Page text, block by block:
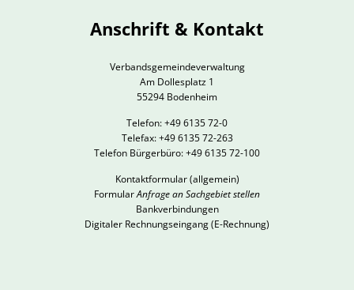
Anschrift & Kontakt
Verbandsgemeindeverwaltung
Am Dollesplatz 1
55294 Bodenheim
Telefon: +49 6135 72-0
Telefax: +49 6135 72-263
Telefon Bürgerbüro: +49 6135 72-100
Kontaktformular(allgemein)
FormularAnfrage an Sachgebiet stellen
Bankverbindungen
Digitaler Rechnungseingang (E-Rechnung)